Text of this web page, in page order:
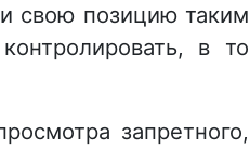
свою позицию таким
в то
запретного,